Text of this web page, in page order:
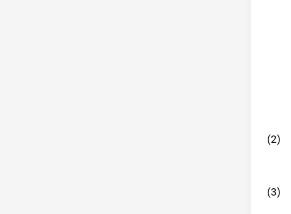
(2)
(3)